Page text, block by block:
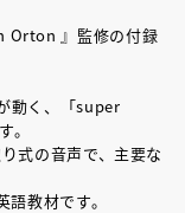
Orton 』監修の付録
動く、「super
。
式の音声で、主要な
語教材です。